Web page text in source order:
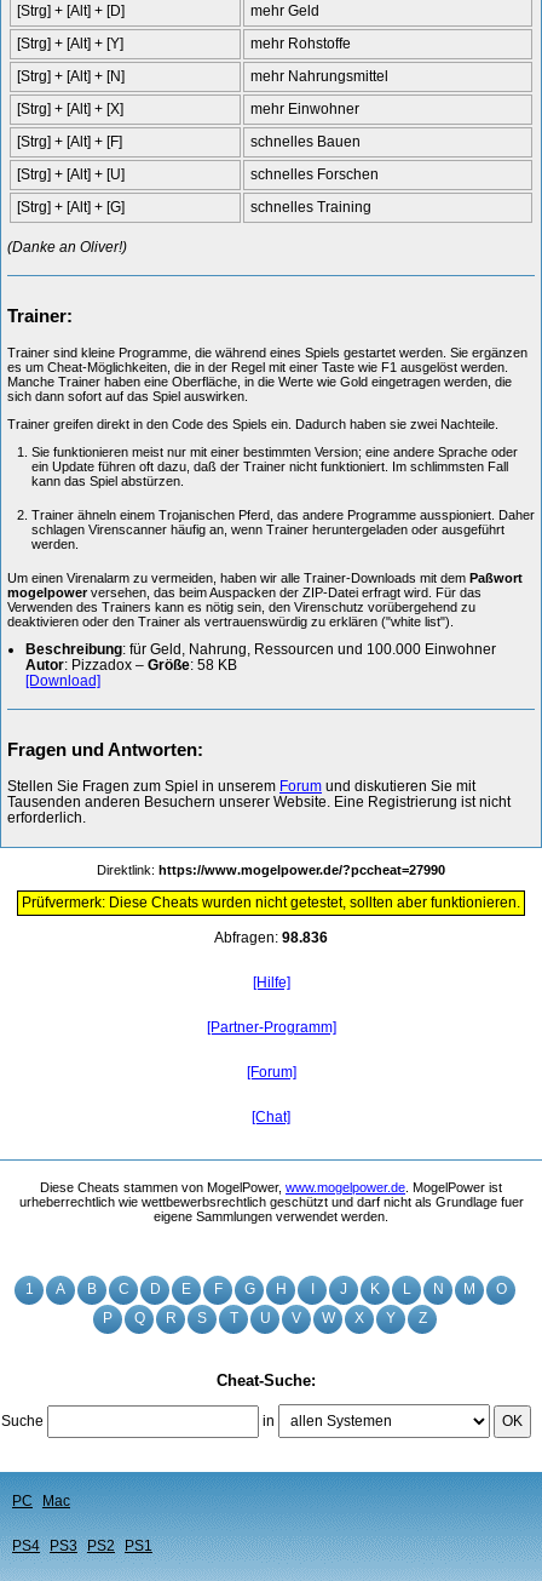
1 A B C D E F G H J K L N M
O
P
Q R S T U V W X Y Z
Cheat-Suche:
Suche in OK
PC Mac
PS4 PS3 PS2 PS1
[Strg] + [Alt] + [D]
mehr Geld
[Strg] + [Alt] + [Y]
mehr Rohstoffe
[Strg] + [Alt] + [N]
mehr Nahrungsmittel
[Strg] + [Alt] + [X]
mehr Einwohner
[Strg] + [Alt] + [F]
schnelles Bauen
[Strg] + [Alt] + [U]
schnelles Forschen
[Strg] + [Alt] + [G]
schnelles Training
(Danke an Oliver!)
Trainer:
Trainer sind kleine Programme, die während eines Spiels gestartet werden. Sie ergänzen
es um Cheat-Möglichkeiten, die in der Regel mit einer Taste wie F1 ausgelöst werden.
Manche Trainer haben eine Oberfläche, in die Werte wie Gold eingetragen werden, die
sich dann sofort auf das Spiel auswirken.
Trainer greifen direkt in den Code des Spiels ein. Dadurch haben sie zwei Nachteile.
Sie funktionieren meist nur mit einer bestimmten Version; eine andere Sprache oder
ein Update führen oft dazu, daß der Trainer nicht funktioniert. Im schlimmsten Fall
kann das Spiel abstürzen.
Trainer ähneln einem Trojanischen Pferd, das andere Programme ausspioniert. Daher
schlagen Virenscanner häufig an, wenn Trainer heruntergeladen oder ausgeführt
werden.
Um einen Virenalarm zu vermeiden, haben wir alle Trainer-Downloads mit dem Paßwort
mogelpowerversehen, das beim Auspacken der ZIP-Datei erfragt wird. Für das
Verwenden des Trainers kann es nötig sein, den Virenschutz vorübergehend zu
deaktivieren oder den Trainer als vertrauenswürdig zu erklären ("white list").
Beschreibung: für Geld, Nahrung, Ressourcen und 100.000 Einwohner
Autor: Pizzadox – Größe: 58 KB
[Download]
Fragen und Antworten:
Stellen Sie Fragen zum Spiel in unserem Forum und diskutieren Sie mit
Tausenden anderen Besuchern unserer Website. Eine Registrierung ist nicht
erforderlich.
Direktlink: https://www.mogelpower.de/?pccheat=27990
Prüfvermerk: Diese Cheats wurden nicht getestet, sollten aber funktionieren.
Abfragen: 98.836
[Hilfe]
[Partner-Programm]
[Forum]
[Chat]
Diese Cheats stammen von MogelPower, www.mogelpower.de . MogelPower ist
urheberrechtlich wie wettbewerbsrechtlich geschützt und darf nicht als Grundlage fuer
eigene Sammlungen verwendet werden.